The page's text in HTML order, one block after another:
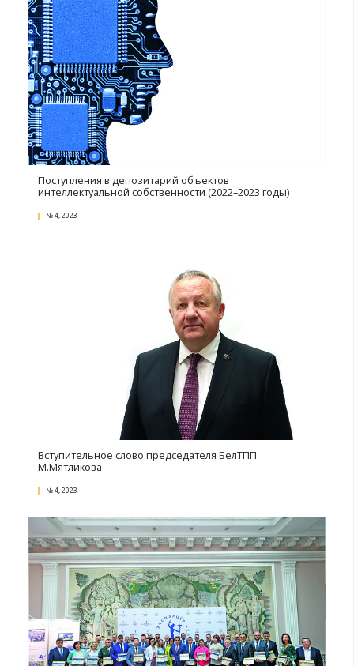
Механизмы бизнес-роста
№ 3, 2024
Белорусским экспортерам